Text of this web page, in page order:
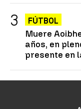
FÚTBOL
Muere
años, en
presente en